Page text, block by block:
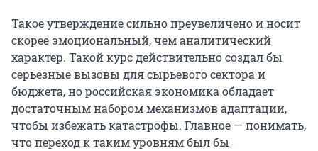
Такое утверждение сильно преувеличено и носит
скорее эмоциональный, чем аналитический
характер. Такой курс действительно создал бы
серьезные вызовы для сырьевого сектора и
бюджета, но российская экономика обладает
достаточным набором механизмов адаптации,
чтобы избежать катастрофы. Главное — понимать,
что переход к таким уровням был бы